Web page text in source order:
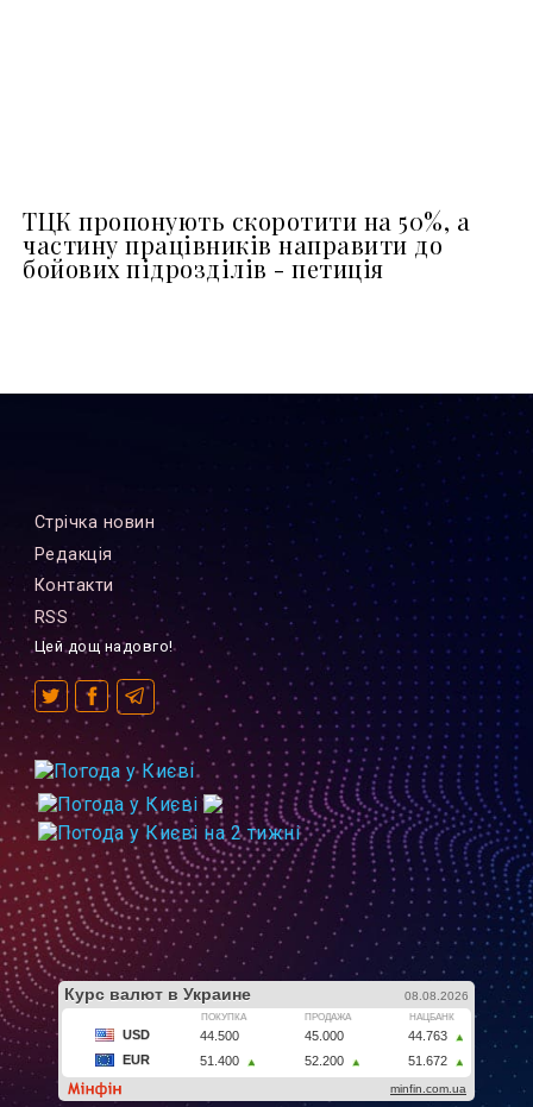
ТЦК пропонують скоротити на 50%, а
частину працівників направити до
бойових підрозділів - петиція
Стрiчка новин
Редакцiя
Контакти
RSS
Цей дощ надовго!